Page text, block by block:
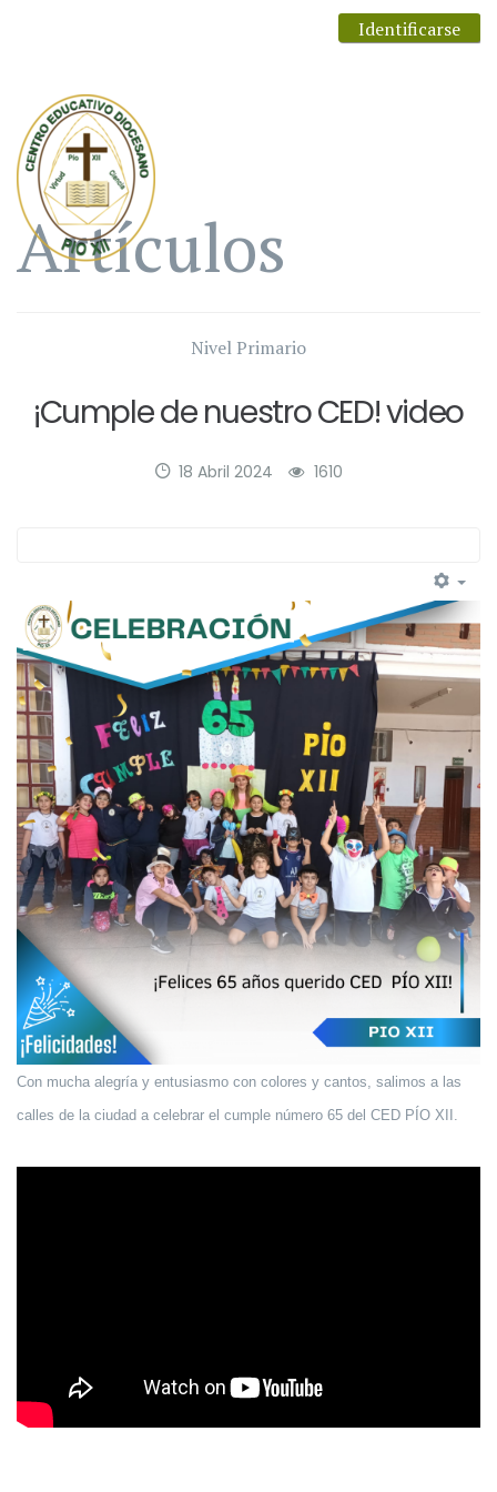
Identificarse
Artículos
Nivel Primario
¡Cumple de nuestro CED! video
18 Abril 2024 1610
Con mucha alegría y entusiasmo con colores y cantos, salimos a las
calles de la ciudad a celebrar el cumple número 65 del CED PÍO XII.